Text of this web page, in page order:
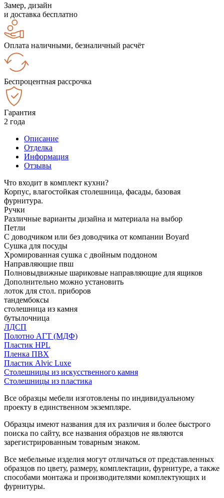
Замер, дизайн
и доставка бесплатно
Оплата наличными, безналичный расчёт
Беспроцентная рассрочка
Гарантия
2 года
Описание
Отделка
Информация
Отзывы
Что входит в комплект кухни?
Корпус, влагостойкая столешница, фасады, базовая
фурнитура.
Ручки
Различные варианты дизайна и материала на выбор
Петли
С доводчиком или без доводчика от компании Boyard
Сушка для посуды
Хромированная сушка с двойным поддоном
Направляющие пвш
Полновыдвижные шариковые направляющие для ящиков
Дополнительно можно установить
лоток для стол. приборов
тандембоксы
столешница из камня
бутылочница
ЛДСП
Полотно АГТ (МДФ)
Пластик HPL
Пленка ПВХ
Пластик Alvic Luxe
Столешницы из искусственного камня
Столешницы из пластика
Все образцы мебели изготовлены по индивидуальному
проекту в единственном экземпляре.
Образцы имеют названия для их различия и более быстрого
поиска по сайту, все названия образцов не являются
зарегистрированным товарным знаком.
Все мебельные изделия могут отличаться от представленных
образцов по цвету, размеру, комплектации, фурнитуре, а также
способами монтажа и производителями комплектующих и
фурнитуры.